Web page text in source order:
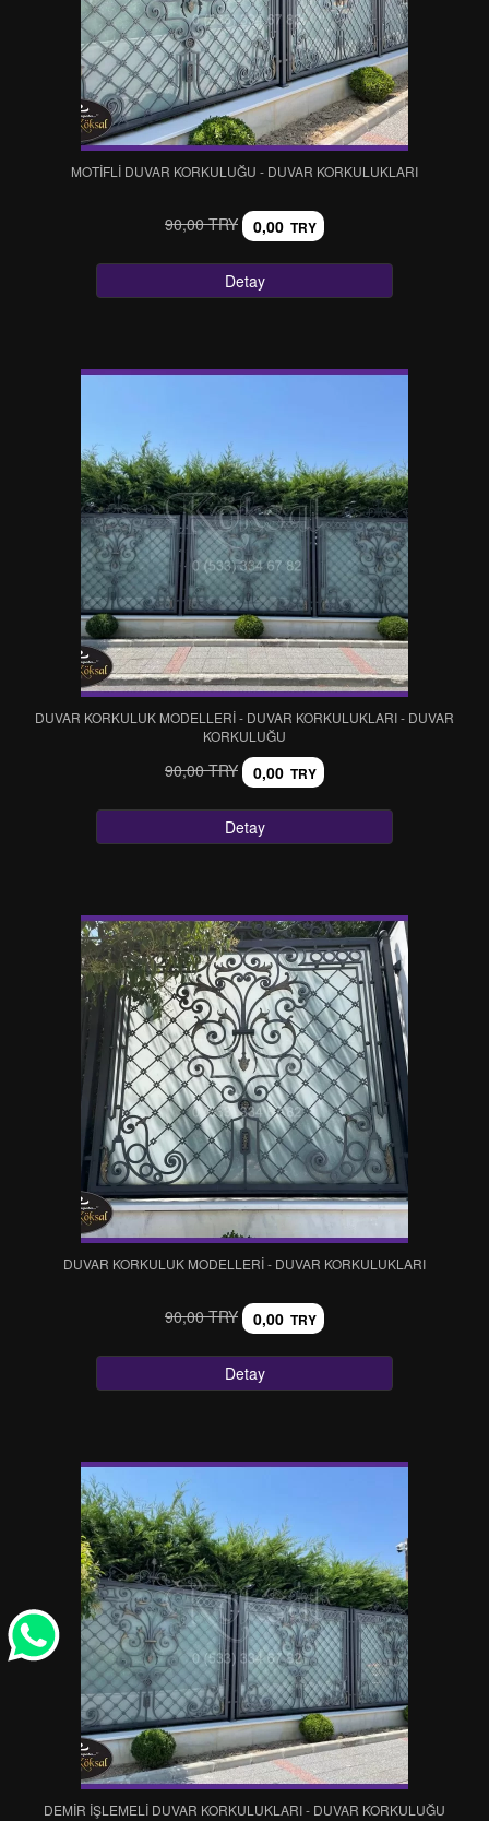
MOTİFLİ DUVAR KORKULUĞU - DUVAR KORKULUKLARI
90,00 TRY 0,00 TRY
Detay
DUVAR KORKULUK MODELLERİ - DUVAR KORKULUKLARI - DUVAR
KORKULUĞU
90,00 TRY 0,00 TRY
Detay
DUVAR KORKULUK MODELLERİ - DUVAR KORKULUKLARI
90,00 TRY 0,00 TRY
Detay
DEMİR İŞLEMELİ DUVAR KORKULUKLARI - DUVAR KORKULUĞU